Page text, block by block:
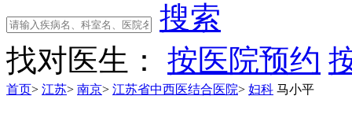
搜索
找对医生：
按医院预约
首页> 江苏> 南京> 江苏省中西医结合医院> 妇科 马小平